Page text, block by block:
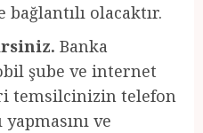
olacaktır.
Banka
şube ve internet
temsilcinizin telefon
ve